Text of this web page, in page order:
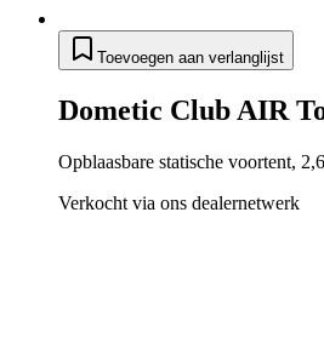
Toevoegen aan verlanglijst
Dometic Club AIR
Opblaasbare statische voortent,
Verkocht via ons dealernetwerk